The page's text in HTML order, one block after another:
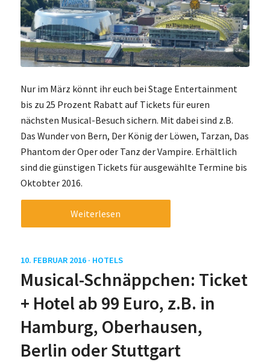
Nur im März könnt ihr euch bei Stage Entertainment
bis zu 25 Prozent Rabatt auf Tickets für euren
nächsten Musical-Besuch sichern. Mit dabei sind z.B.
Das Wunder von Bern, Der König der Löwen, Tarzan, Das
Phantom der Oper oder Tanz der Vampire. Erhältlich
sind die günstigen Tickets für ausgewählte Termine bis
Oktobter 2016.
Weiterlesen
10. FEBRUAR 2016 · HOTELS
Musical-Schnäppchen: Ticket
+ Hotel ab 99 Euro, z.B. in
Hamburg, Oberhausen,
Berlin oder Stuttgart